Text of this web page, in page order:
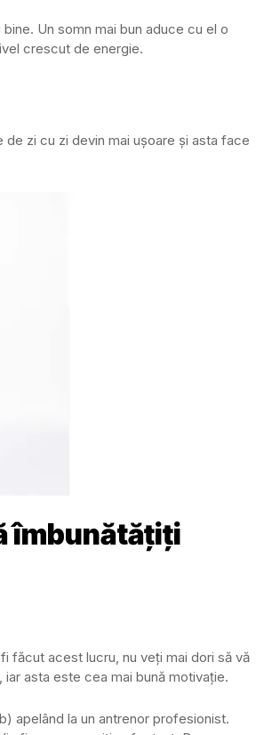
Un somn mai bun aduce cu el o
crescut de energie.
zi cu zi devin mai ușoare și asta face
îmbunătățiți
făcut acest lucru, nu veți mai dori să vă
asta este cea mai bună motivație.
apelând la un antrenor profesionist.